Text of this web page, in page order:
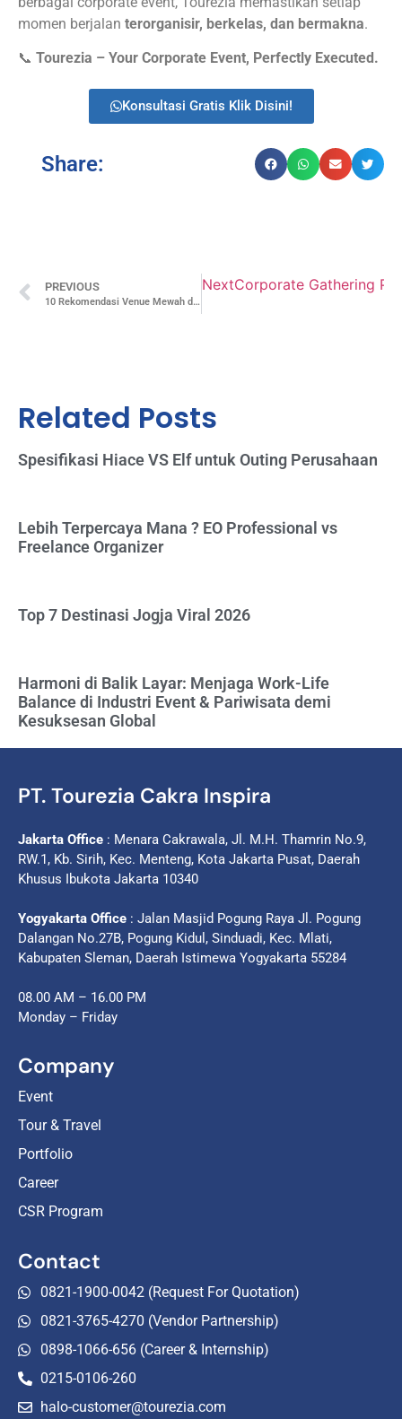
momen berjalan terorganisir, berkelas, dan bermakna.
📞 Tourezia – Your Corporate Event, Perfectly Executed.
Konsultasi Gratis Klik Disini!
Share:
PREVIOUS
10 Rekomendasi Venue Mewah di Yogyakarta dengan Pemandangan Indah untuk Acara Spesial
NextCorporate Gathering
Related Posts
Spesifikasi Hiace VS Elf untuk Outing Perusahaan
Lebih Terpercaya Mana ? EO Professional vs
Freelance Organizer
Top 7 Destinasi Jogja Viral 2026
Harmoni di Balik Layar: Menjaga Work-Life
Balance di Industri Event & Pariwisata demi
Kesuksesan Global
PT. Tourezia Cakra Inspira
Jakarta Office : Menara Cakrawala, Jl. M.H. Thamrin No.9,
RW.1, Kb. Sirih, Kec. Menteng, Kota Jakarta Pusat, Daerah
Khusus Ibukota Jakarta 10340
Yogyakarta Office : Jalan Masjid Pogung Raya Jl. Pogung
Dalangan No.27B, Pogung Kidul, Sinduadi, Kec. Mlati,
Kabupaten Sleman, Daerah Istimewa Yogyakarta 55284
08.00 AM – 16.00 PM
Monday – Friday
Company
Event
Tour & Travel
Portfolio
Career
CSR Program
Contact
0821-1900-0042 (Request For Quotation)
0821-3765-4270 (Vendor Partnership)
0898-1066-656 (Career & Internship)
0215-0106-260
halo-customer@tourezia.com